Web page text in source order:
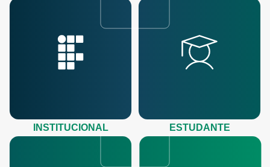
INSTITUCIONAL ESTUDANTE